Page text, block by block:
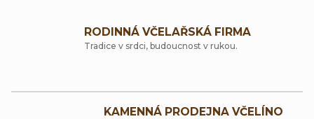
RODINNÁ VČELAŘSKÁ FIRMA
Tradice v srdci, budoucnost v rukou.
KAMENNÁ PRODEJNA VČELÍNO